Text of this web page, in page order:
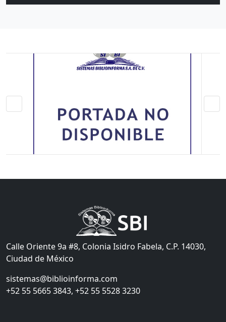
Calle Oriente 9a #8, Colonia Isidro Fabela, C.P. 14030,
Ciudad de México
sistemas@biblioinforma.com
+52 55 5665 3843, +52 55 5528 3230